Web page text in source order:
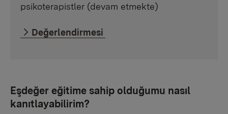
psikoterapistler (devam etmekte)
Değerlendirmesi
Eşdeğer eğitime sahip olduğumu nasıl
kanıtlayabilirim?